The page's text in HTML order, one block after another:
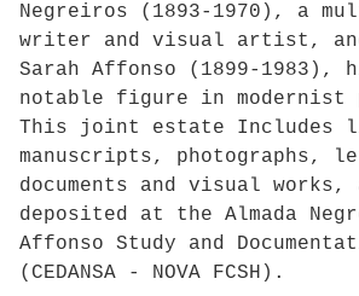
Negreiros (1893-1970), a
writer and visual artist,
Sarah Affonso (1899-1983),
notable figure in modernist
This joint estate Includes
manuscripts, photographs,
documents and visual works,
deposited at the Almada
Affonso Study and
(CEDANSA - NOVA FCSH).